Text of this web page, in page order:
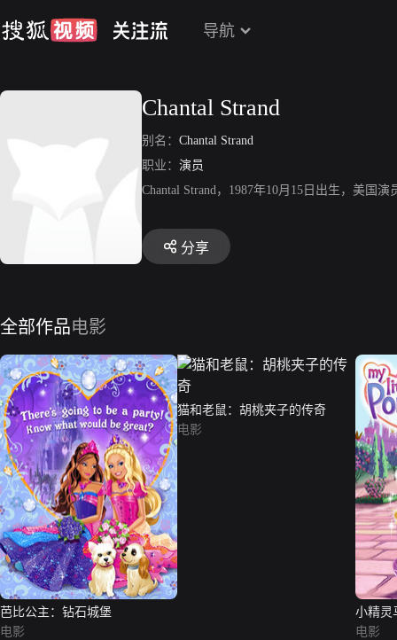
导航
Chantal Strand
别名： Chantal Strand
职业： 演员
Chantal Strand，1987年10月15日出生，美国
分享
全部作品电影
芭比公主：钻石城堡
电影
猫和老鼠：胡桃夹子的传奇
电影
小精灵
电影